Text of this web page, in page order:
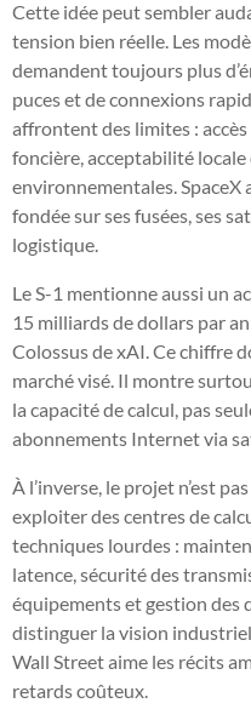
Cette idée peut sembler
tension bien réelle. Les
demandent toujours plus
puces et de connexions
affrontent des limites :
foncière, acceptabilité
environnementales. SpaceX
fondée sur ses fusées, ses
logistique.
Le S-1 mentionne aussi un
15 milliards de dollars par
Colossus de xAI. Ce chiffre
marché visé. Il montre
la capacité de calcul, pas
abonnements Internet via
À l’inverse, le projet n’est
exploiter des centres de
techniques lourdes :
latence, sécurité des
équipements et gestion des
distinguer la vision
Wall Street aime les récits
retards coûteux.